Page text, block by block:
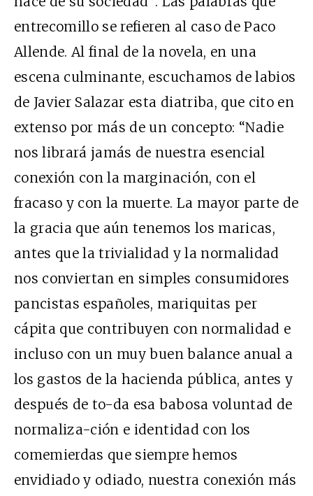
entrecomillo se refieren al caso de Paco
Allende. Al final de la novela, en una
escena culminante, escuchamos de labios
de Javier Salazar esta diatriba, que cito en
extenso por más de un concepto: “Nadie
nos librará jamás de nuestra esencial
conexión con la marginación, con el
fracaso y con la muerte. La mayor parte de
la gracia que aún tenemos los maricas,
antes que la trivialidad y la normalidad
nos conviertan en simples consumidores
pancistas españoles, mariquitas per
cápita que contribuyen con normalidad e
incluso con un muy buen balance anual a
los gastos de la hacienda pública, antes y
después de to-da esa babosa voluntad de
normaliza-ción e identidad con los
comemierdas que siempre hemos
envidiado y odiado, nuestra conexión más